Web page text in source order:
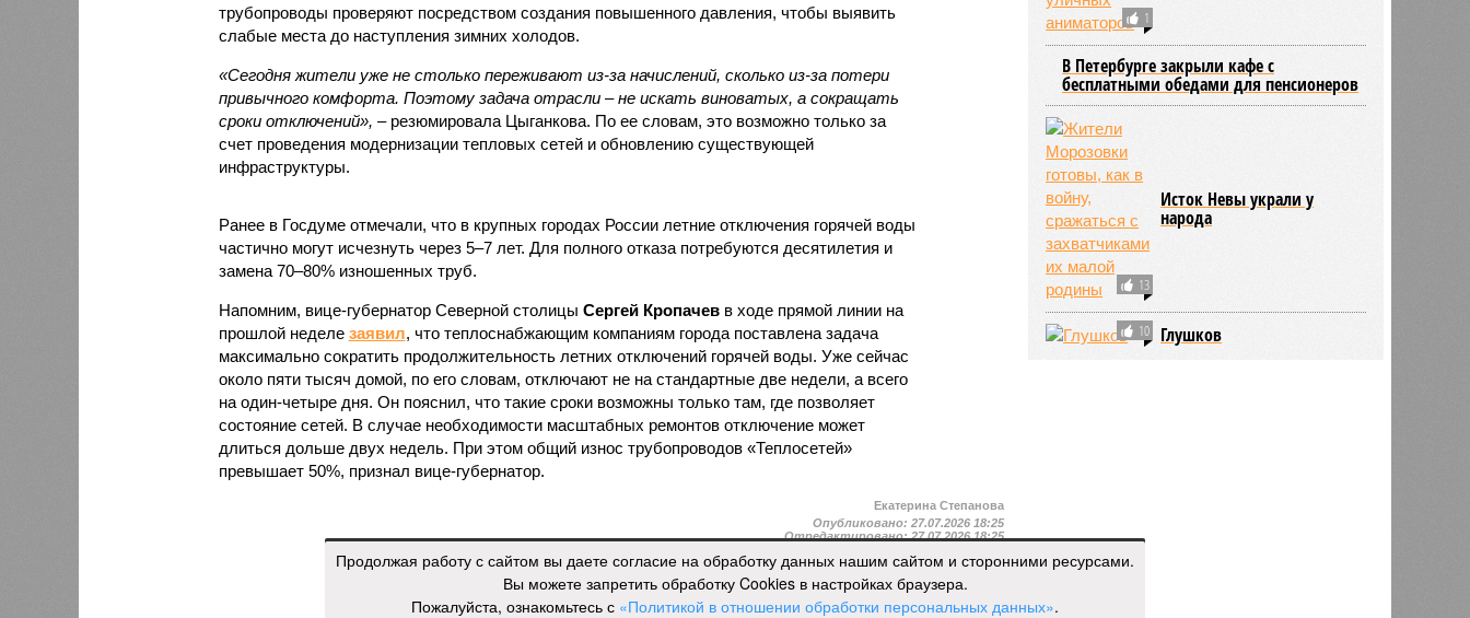
трубопроводы проверяют посредством создания повышенного давления, чтобы выявить
слабые места до наступления зимних холодов.
«Сегодня жители уже не столько переживают из-за начислений, сколько из-за потери
привычного комфорта. Поэтому задача отрасли – не искать виноватых, а сокращать
сроки отключений», – резюмировала Цыганкова. По ее словам, это возможно только за
счет проведения модернизации тепловых сетей и обновлению существующей
инфраструктуры.
Ранее в Госдуме отмечали, что в крупных городах России летние отключения горячей воды
частично могут исчезнуть через 5–7 лет. Для полного отказа потребуются десятилетия и
замена 70–80% изношенных труб.
Напомним, вице-губернатор Северной столицы Сергей Кропачевв ходе прямой линии на
прошлой неделе заявил, что теплоснабжающим компаниям города поставлена задача
максимально сократить продолжительность летних отключений горячей воды. Уже сейчас
около пяти тысяч домой, по его словам, отключают не на стандартные две недели, а всего
на один-четыре дня. Он пояснил, что такие сроки возможны только там, где позволяет
состояние сетей. В случае необходимости масштабных ремонтов отключение может
длиться дольше двух недель. При этом общий износ трубопроводов «Теплосетей»
превышает 50%, признал вице-губернатор.
Екатерина Степанова
Опубликовано:27.07.2026 18:25
Отредактировано:27.07.2026 18:25
1
В Петербурге закрыли кафе с
бесплатными обедами для пенсионеров
13
Исток Невы украли у
народа
10 Глушков
Продолжая работу с сайтом вы даете согласие на обработку данных нашим сайтом и сторонними ресурсами.
Вы можете запретить обработку Cookies в настройках браузера.
Пожалуйста, ознакомьтесь с «Политикой в отношении обработки персональных данных».